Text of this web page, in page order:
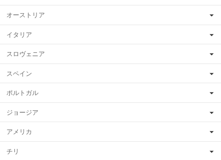
オーストリア
イタリア
スロヴェニア
スペイン
ポルトガル
ジョージア
アメリカ
チリ